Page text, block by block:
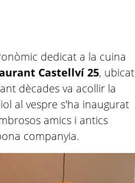
dedicat a la cuina
Castellví 25, ubicat
dècades va acollir la
al vespre s'ha inaugurat
amics i antics
companyia.